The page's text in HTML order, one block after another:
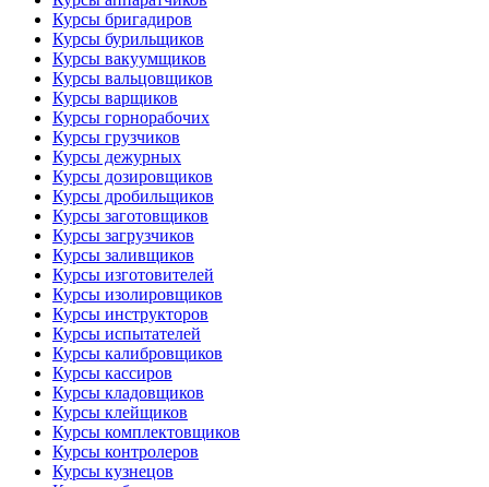
Курсы бригадиров
Курсы бурильщиков
Курсы вакуумщиков
Курсы вальцовщиков
Курсы варщиков
Курсы горнорабочих
Курсы грузчиков
Курсы дежурных
Курсы дозировщиков
Курсы дробильщиков
Курсы заготовщиков
Курсы загрузчиков
Курсы заливщиков
Курсы изготовителей
Курсы изолировщиков
Курсы инструкторов
Курсы испытателей
Курсы калибровщиков
Курсы кассиров
Курсы кладовщиков
Курсы клейщиков
Курсы комплектовщиков
Курсы контролеров
Курсы кузнецов